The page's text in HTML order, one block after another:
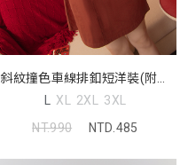
斜紋撞色車線排釦短洋裝(附皮
帶)
L XL 2XL 3XL
NT.990
NTD.485